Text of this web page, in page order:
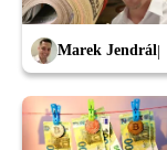
Marek Jendrál